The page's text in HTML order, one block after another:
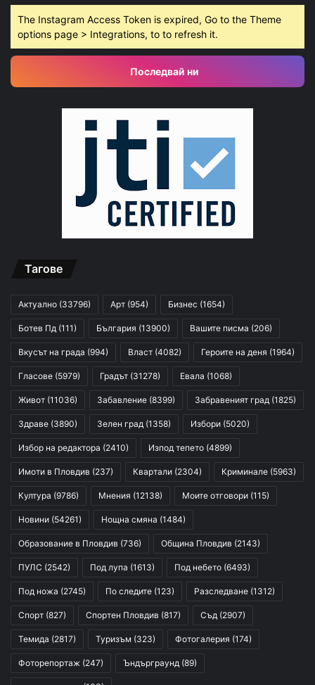
The Instagram Access Token is expired, Go to the Theme
options page > Integrations, to to refresh it.
Последвай ни
Тагове
Актуално (33796) Арт (954) Бизнес (1654)
Ботев Пд (111) България (13900) Вашите писма (206)
Вкусът на града (994) Власт (4082) Героите на деня (1964)
Гласове (5979) Градът (31278) Евала (1068)
Живот (11036) Забавление (8399) Забравеният град (1825)
Здраве (3890) Зелен град (1358) Избори (5020)
Избор на редактора (2410) Изпод тепето (4899)
Имоти в Пловдив (237) Квартали (2304) Криминале (5963)
Култура (9786) Мнения (12138) Моите отговори (115)
Новини (54261) Нощна смяна (1484)
Образование в Пловдив (736) Община Пловдив (2143)
ПУЛС (2542) Под лупа (1613) Под небето (6493)
Под ножа (2745) По следите (123) Разследване (1312)
Спорт (827) Спортен Пловдив (817) Съд (2907)
Темида (2817) Туризъм (323) Фотогалерия (174)
Фоторепортаж (247) Ъндърграунд (89)